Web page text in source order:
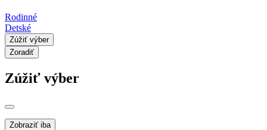
Rodinné
Detské
Zúžiť výber
Zoradiť
Zúžiť výber
Zobraziť iba